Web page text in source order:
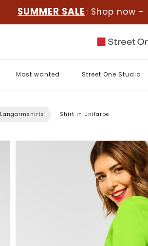
SUMMER SALE : Shop now -
Most wanted Street One Studio
Langarmshirts Shirt in Unifarbe